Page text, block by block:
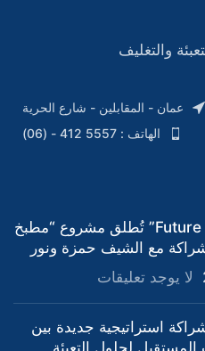
والتغليف
عمان - المقابلين - شارع الحرية
الهاتف : 5557 412 - (06)
مجموعة “Future Pack” تُطلق مشروع “مطبخ
مع الشيف حمزة ونور
لا يوجد تعليقات
استراتيجية جديدة بين
لحلول التعبئة